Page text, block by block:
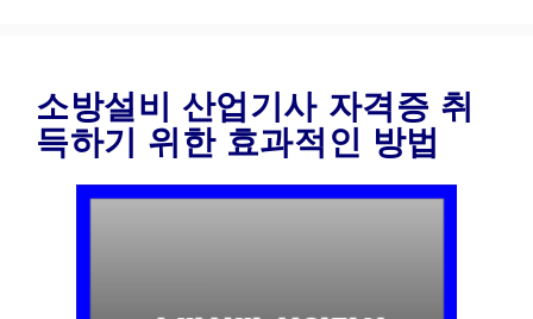
소방설비 산업기사 자격증 취
득하기 위한 효과적인 방법